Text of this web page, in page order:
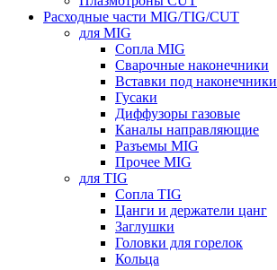
Расходные части MIG/TIG/CUT
для MIG
Сопла MIG
Сварочные наконечники
Вставки под наконечники
Гусаки
Диффузоры газовые
Каналы направляющие
Разъемы MIG
Прочее MIG
для TIG
Сопла TIG
Цанги и держатели цанг
Заглушки
Головки для горелок
Кольца